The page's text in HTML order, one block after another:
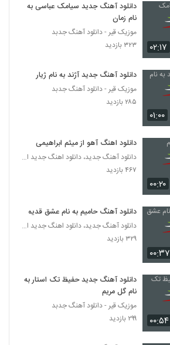
۰۲:۱۷
دانلود آهنگ جدید سیامک عباسی به
نام زمان
موزیک قیر - دانلود آهنگ جدبد
۳۲۳ بازدید
۰۱:۰۰
دانلود آهنگ جدید آژند به نام ژیار
موزیک قیر - دانلود آهنگ جدبد
۲۸۵ بازدید
۰۰:۲۰
دانلود اهنگ آهو از میثم ابراهیمی
دانلود آهنگ جدید، دانلود اهنگ جدید ایرانی
۴۶۷ بازدید
۰۰:۳۷
دانلود آهنگ حامیم به نام عشق قدیمی
دانلود آهنگ جدید، دانلود اهنگ جدید ایرانی
۳۲۹ بازدید
۰۰:۵۴
دانلود آهنگ جدید حفیظ تک استار به
نام گل مریم
موزیک قیر - دانلود آهنگ جدبد
۲۹۹ بازدید